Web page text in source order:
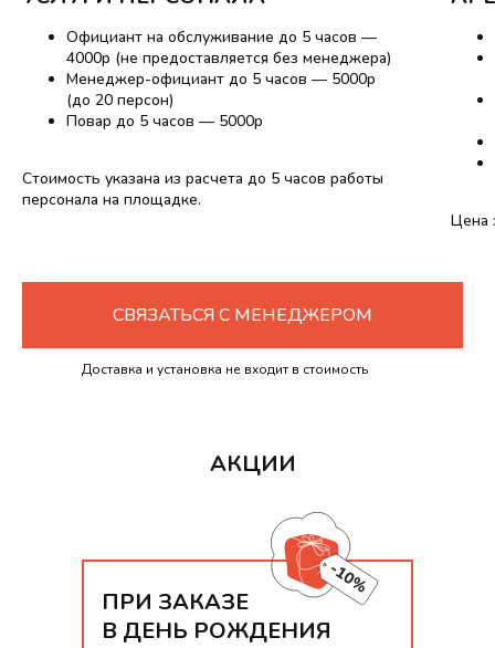
Официант на обслуживание до 5 часов —
4000р (не предоставляется без менеджера)
Менеджер-официант до 5 часов — 5000р
(до 20 персон)
Повар до 5 часов — 5000р
Стоимость указана из расчета до 5 часов работы
персонала на площадке.
Цена
СВЯЗАТЬСЯ С МЕНЕДЖЕРОМ
Доставка и установка не входит в стоимость
АКЦИИ
ПРИ ЗАКАЗЕ
В ДЕНЬ РОЖДЕНИЯ